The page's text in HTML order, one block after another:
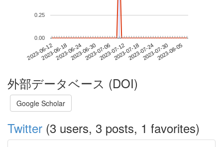
2023-06-122023-06-182023-06-242023-06-302023-07-062023-07-122023-07-182023-07-242023-07-302023-08-05
0.00
0.25
外部データベース (DOI)
Google Scholar
Twitter (3 users, 3 posts, 1 favorites)